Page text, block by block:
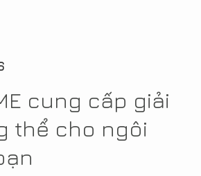
cung cấp giải
thể cho ngôi